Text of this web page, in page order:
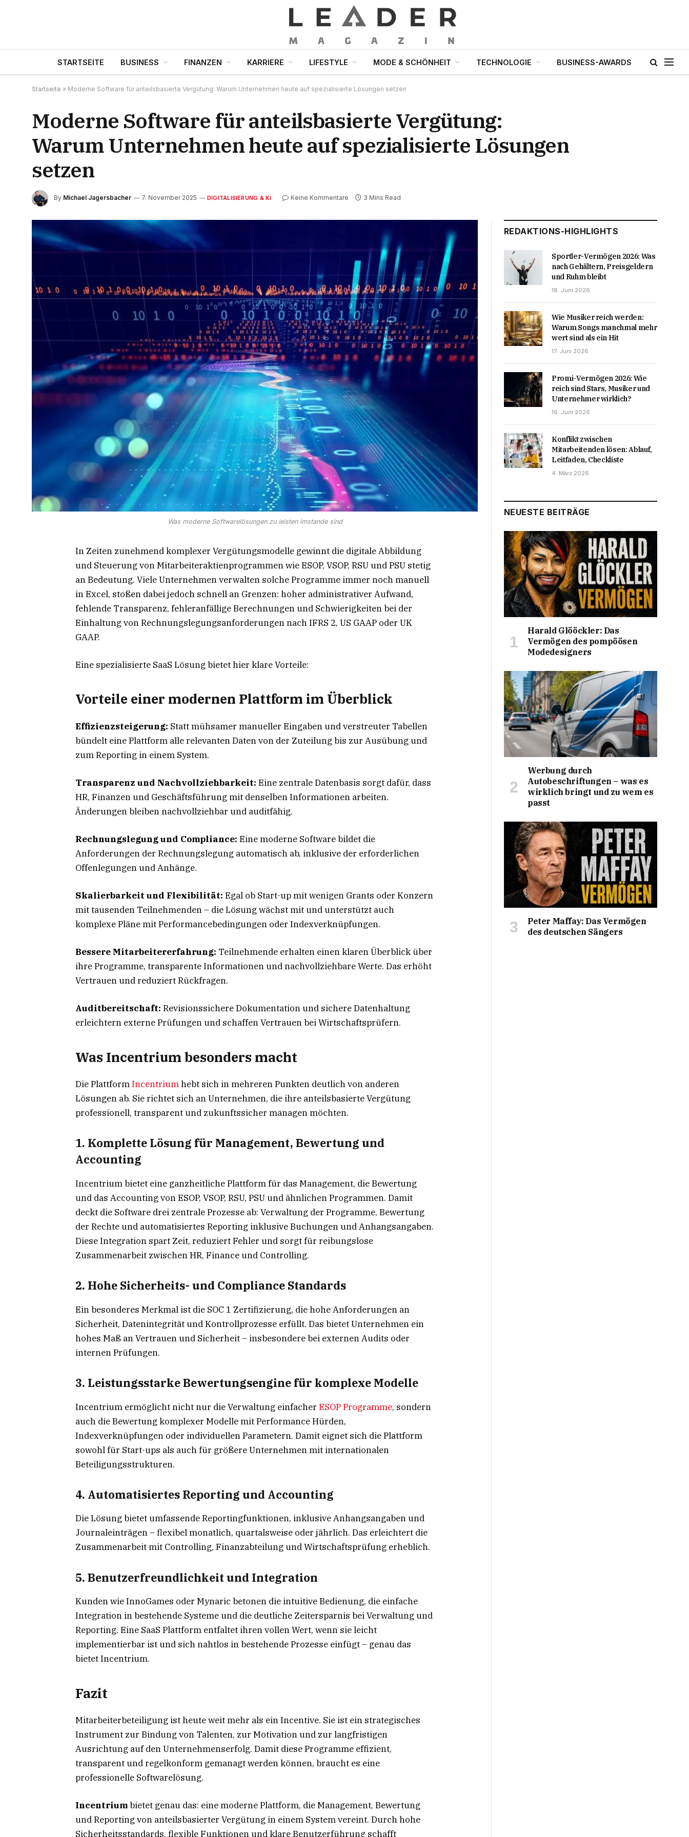
STARTSEITE BUSINESS FINANZEN KARRIERE LIFESTYLE MODE & SCHÖNHEIT TECHNOLOGIE BUSINESS-AWARDS
Startseite » Moderne Software für anteilsbasierte Vergütung: Warum Unternehmen heute auf spezialisierte Lösungen setzen
Moderne Software für anteilsbasierte Vergütung:
Warum Unternehmen heute auf spezialisierte Lösungen
setzen
By Michael Jagersbacher 7. November 2025 DIGITALISIERUNG & KI Keine Kommentare 3 Mins Read
Was moderne Softwarelösungen zu leisten imstande sind
In Zeiten zunehmend komplexer Vergütungsmodelle gewinnt die digitale Abbildung
und Steuerung von Mitarbeiteraktienprogrammen wie ESOP, VSOP, RSU und PSU stetig
an Bedeutung. Viele Unternehmen verwalten solche Programme immer noch manuell
in Excel, stoßen dabei jedoch schnell an Grenzen: hoher administrativer Aufwand,
fehlende Transparenz, fehleranfällige Berechnungen und Schwierigkeiten bei der
Einhaltung von Rechnungslegungsanforderungen nach IFRS 2, US GAAP oder UK
GAAP.
Eine spezialisierte SaaS Lösung bietet hier klare Vorteile:
Vorteile einer modernen Plattform im Überblick
Effizienzsteigerung: Statt mühsamer manueller Eingaben und verstreuter Tabellen
bündelt eine Plattform alle relevanten Daten von der Zuteilung bis zur Ausübung und
zum Reporting in einem System.
Transparenz und Nachvollziehbarkeit: Eine zentrale Datenbasis sorgt dafür, dass
HR, Finanzen und Geschäftsführung mit denselben Informationen arbeiten.
Änderungen bleiben nachvollziehbar und auditfähig.
Rechnungslegung und Compliance: Eine moderne Software bildet die
Anforderungen der Rechnungslegung automatisch ab, inklusive der erforderlichen
Offenlegungen und Anhänge.
Skalierbarkeit und Flexibilität: Egal ob Start-up mit wenigen Grants oder Konzern
mit tausenden Teilnehmenden – die Lösung wächst mit und unterstützt auch
komplexe Pläne mit Performancebedingungen oder Indexverknüpfungen.
Bessere Mitarbeitererfahrung: Teilnehmende erhalten einen klaren Überblick über
ihre Programme, transparente Informationen und nachvollziehbare Werte. Das erhöht
Vertrauen und reduziert Rückfragen.
Auditbereitschaft: Revisionssichere Dokumentation und sichere Datenhaltung
erleichtern externe Prüfungen und schaffen Vertrauen bei Wirtschaftsprüfern.
Was Incentrium besonders macht
Die PlattformIncentriumhebt sich in mehreren Punkten deutlich von anderen
Lösungen ab. Sie richtet sich an Unternehmen, die ihre anteilsbasierte Vergütung
professionell, transparent und zukunftssicher managen möchten.
1. Komplette Lösung für Management, Bewertung und
Accounting
Incentrium bietet eine ganzheitliche Plattform für das Management, die Bewertung
und das Accounting von ESOP, VSOP, RSU, PSU und ähnlichen Programmen. Damit
deckt die Software drei zentrale Prozesse ab: Verwaltung der Programme, Bewertung
der Rechte und automatisiertes Reporting inklusive Buchungen und Anhangsangaben.
Diese Integration spart Zeit, reduziert Fehler und sorgt für reibungslose
Zusammenarbeit zwischen HR, Finance und Controlling.
2. Hohe Sicherheits- und Compliance Standards
Ein besonderes Merkmal ist die SOC 1 Zertifizierung, die hohe Anforderungen an
Sicherheit, Datenintegrität und Kontrollprozesse erfüllt. Das bietet Unternehmen ein
hohes Maß an Vertrauen und Sicherheit – insbesondere bei externen Audits oder
internen Prüfungen.
3. Leistungsstarke Bewertungsengine für komplexe Modelle
Incentrium ermöglicht nicht nur die Verwaltung einfacher ESOP Programme, sondern
auch die Bewertung komplexer Modelle mit Performance Hürden,
Indexverknüpfungen oder individuellen Parametern. Damit eignet sich die Plattform
sowohl für Start-ups als auch für größere Unternehmen mit internationalen
Beteiligungsstrukturen.
4. Automatisiertes Reporting und Accounting
Die Lösung bietet umfassende Reportingfunktionen, inklusive Anhangsangaben und
Journaleinträgen – flexibel monatlich, quartalsweise oder jährlich. Das erleichtert die
Zusammenarbeit mit Controlling, Finanzabteilung und Wirtschaftsprüfung erheblich.
5. Benutzerfreundlichkeit und Integration
Kunden wie InnoGames oder Mynaric betonen die intuitive Bedienung, die einfache
Integration in bestehende Systeme und die deutliche Zeitersparnis bei Verwaltung und
Reporting. Eine SaaS Plattform entfaltet ihren vollen Wert, wenn sie leicht
implementierbar ist und sich nahtlos in bestehende Prozesse einfügt – genau das
bietet Incentrium.
Fazit
Mitarbeiterbeteiligung ist heute weit mehr als ein Incentive. Sie ist ein strategisches
Instrument zur Bindung von Talenten, zur Motivation und zur langfristigen
Ausrichtung auf den Unternehmenserfolg. Damit diese Programme effizient,
transparent und regelkonform gemanagt werden können, braucht es eine
professionelle Softwarelösung.
Incentriumbietet genau das: eine moderne Plattform, die Management, Bewertung
und Reporting von anteilsbasierter Vergütung in einem System vereint. Durch hohe
Sicherheitsstandards, flexible Funktionen und klare Benutzerführung schafft
REDAKTIONS-HIGHLIGHTS
Sportler-Vermögen 2026: Was
nach Gehältern, Preisgeldern
und Ruhm bleibt
18. Juni 2026
Wie Musiker reich werden:
Warum Songs manchmal mehr
wert sind als ein Hit
17. Juni 2026
Promi-Vermögen 2026: Wie
reich sind Stars, Musiker und
Unternehmer wirklich?
16. Juni 2026
Konflikt zwischen
Mitarbeitenden lösen: Ablauf,
Leitfaden, Checkliste
4. März 2026
NEUESTE BEITRÄGE
Harald Glööckler: Das
Vermögen des pompöösen
Modedesigners
Werbung durch
Autobeschriftungen – was es
wirklich bringt und zu wem es
passt
Peter Maffay: Das Vermögen
des deutschen Sängers